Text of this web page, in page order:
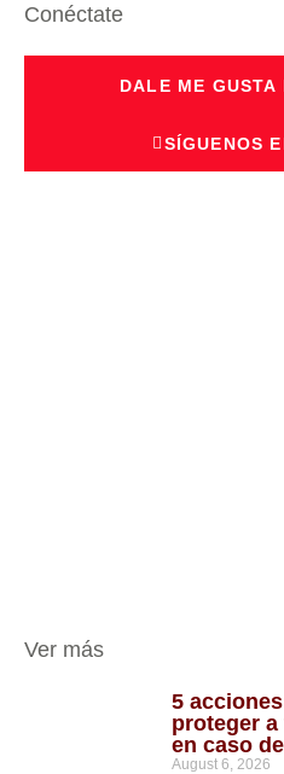
Conéctate
DALE ME GUSTA
SÍGUENOS
Ver más
5
proteger
en caso
August 6, 2026